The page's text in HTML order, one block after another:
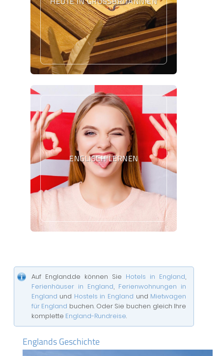
ENGLISCH LERNEN
Auf England.de können Sie Hotels in England,
Ferienhäuser in England, Ferienwohnungen in
England und Hostels in England und Mietwagen
für England buchen. Oder Sie buchen gleich Ihre
komplette England-Rundreise.
Englands Geschichte